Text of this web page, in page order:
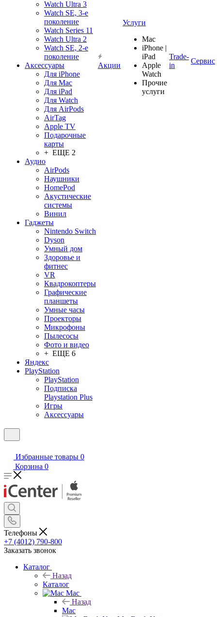
Watch Ultra 3
Watch SE, 3-е
поколение
Watch Series 11
Watch Ultra 2
Watch SE, 2-е
поколение
Аксессуары
Для iPhone
Для Mac
Для iPad
Для Watch
Для AirPods
AirTag
Apple TV
Подарочные
карты
+ ЕЩЕ 2
Аудио
AirPods
Наушники
HomePod
Акустические
системы
Винил
Гаджеты
Nintendo Switch
Dyson
Умный дом
Здоровье и
фитнес
VR
Квадрокоптеры
Графические
планшеты
Умные часы
Проекторы
Микрофоны
Пылесосы
Фото и видео
+ ЕЩЕ 6
Яндекс
PlayStation
PlayStation
Подписка
Playstation Plus
Игры
Аксессуары
Акции
Услуги
Mac
iPhone |
iPad
Apple
Watch
Прочие
услуги
Trade-
in
Сервис
Избранные товары 0
Корзина 0
Телефоны
+7 (4012) 790-800
Заказать звонок
Каталог
Назад
Каталог
Mac
Назад
Mac